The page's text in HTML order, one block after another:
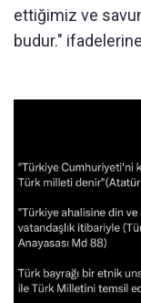
ettiğimiz ve
budur."